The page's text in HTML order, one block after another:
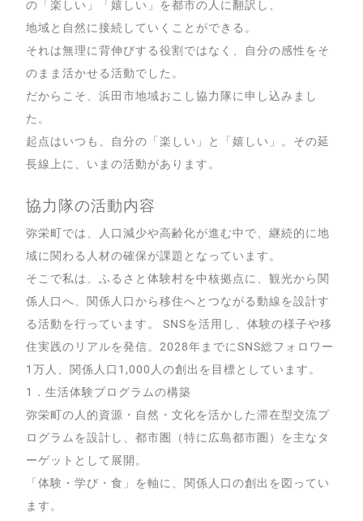
の「楽しい」「嬉しい」を都市の人に翻訳し、
地域と自然に接続していくことができる。
それは無理に背伸びする役割ではなく、自分の感性をそ
のまま活かせる活動でした。
だからこそ、浜田市地域おこし協力隊に申し込みまし
た。
起点はいつも、自分の「楽しい」と「嬉しい」。その延
長線上に、いまの活動があります。
協力隊の活動内容
弥栄町では、人口減少や高齢化が進む中で、継続的に地
域に関わる人材の確保が課題となっています。
そこで私は、ふるさと体験村を中核拠点に、観光から関
係人口へ、関係人口から移住へとつながる動線を設計す
る活動を行っています。 SNSを活用し、体験の様子や移
住実践のリアルを発信。2028年までにSNS総フォロワー
1万人、関係人口1,000人の創出を目標としています。
1．生活体験プログラムの構築
弥栄町の人的資源・自然・文化を活かした滞在型交流プ
ログラムを設計し、都市圏（特に広島都市圏）を主なタ
ーゲットとして展開。
「体験・学び・食」を軸に、関係人口の創出を図ってい
ます。